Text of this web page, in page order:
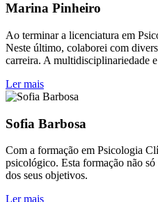
Marina Pinheiro
Ao terminar a licenciatura em
Neste último, colaborei com
carreira. A multidisciplinariedade
Ler mais
Sofia Barbosa
Com a formação em Psicologia
psicológico. Esta formação não
dos seus objetivos.
Ler mais